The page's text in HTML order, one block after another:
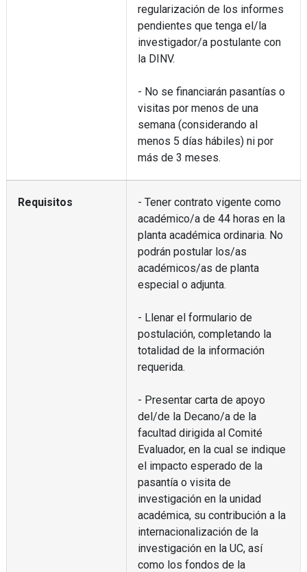
regularización de los informes
pendientes que tenga el/la
investigador/a postulante con
la DINV.
- No se financiarán pasantías o
visitas por menos de una
semana (considerando al
menos 5 días hábiles) ni por
más de 3 meses.
Requisitos
- Tener contrato vigente como
académico/a de 44 horas en la
planta académica ordinaria. No
podrán postular los/as
académicos/as de planta
especial o adjunta.
- Llenar el formulario de
postulación, completando la
totalidad de la información
requerida.
- Presentar carta de apoyo
del/de la Decano/a de la
facultad dirigida al Comité
Evaluador, en la cual se indique
el impacto esperado de la
pasantía o visita de
investigación en la unidad
académica, su contribución a la
internacionalización de la
investigación en la UC, así
como los fondos de la